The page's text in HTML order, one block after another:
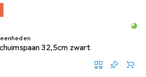
32,5cm zwart